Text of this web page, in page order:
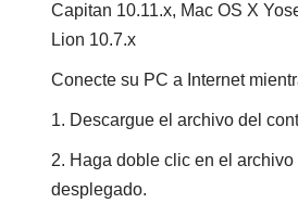
Capitan 10.11.x, Mac OS X
Lion 10.7.x
Conecte su PC a Internet
1. Descargue el archivo del
2. Haga doble clic en el
desplegado.